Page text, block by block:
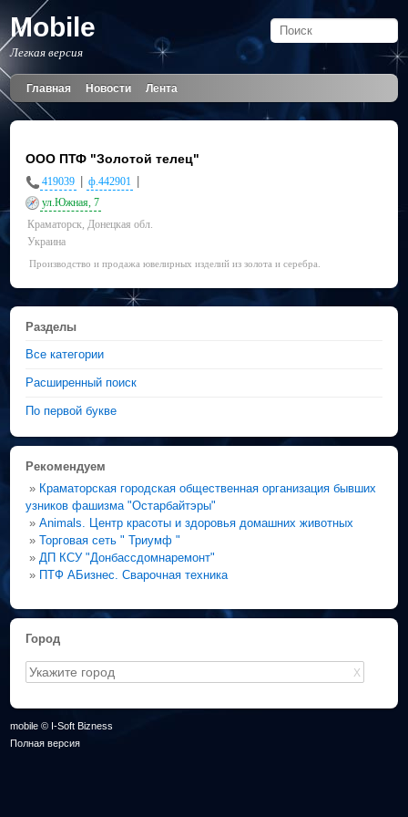
Mobile
Легкая версия
Главная Новости Лента
ООО ПТФ "Золотой телец"
419039 ф.442901
ул.Южная, 7
Краматорск, Донецкая обл.
Украина
Производство и продажа ювелирных изделий из золота и серебра.
Разделы
Все категории
Расширенный поиск
По первой букве
Рекомендуем
» Краматорская городская общественная организация бывших
узников фашизма "Остарбайтэры"
»Animals. Центр красоты и здоровья домашних животных
»Торговая сеть " Триумф "
» ДП КСУ "Донбассдомнаремонт"
» ПТФ АБизнес. Сварочная техника
Город
X
mobile © I-Soft Bizness
Полная версия